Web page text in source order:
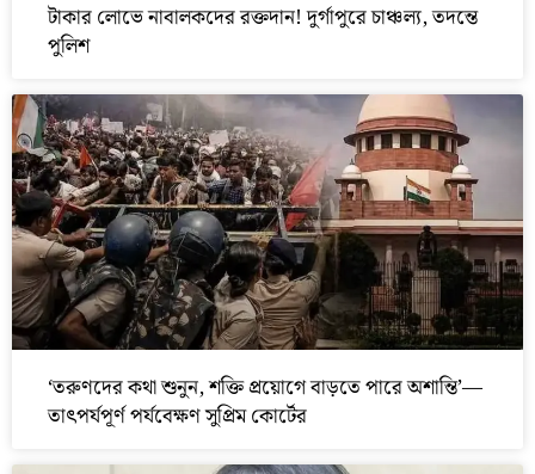
টাকার লোভে নাবালকদের রক্তদান! দুর্গাপুরে চাঞ্চল্য, তদন্তে
পুলিশ
‘তরুণদের কথা শুনুন, শক্তি প্রয়োগে বাড়তে পারে অশান্তি’—
তাৎপর্যপূর্ণ পর্যবেক্ষণ সুপ্রিম কোর্টের